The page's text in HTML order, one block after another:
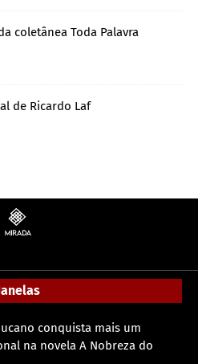
coletânea Toda Palavra
de Ricardo Laf
conquista mais um
na novela A Nobreza do